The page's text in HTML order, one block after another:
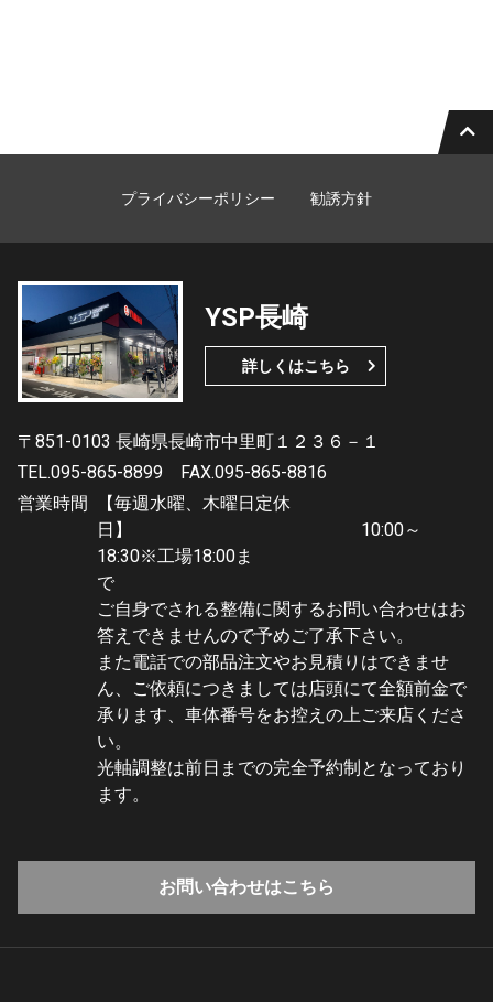
プライバシーポリシー 勧誘方針
YSP長崎
詳しくはこちら
〒851-0103 長崎県長崎市中里町１２３６－１
TEL.095-865-8899
FAX.095-865-8816
営業時間
【毎週水曜、木曜日定休
日】 10:00～
18:30※工場18:00ま
で
ご自身でされる整備に関するお問い合わせはお
答えできませんので予めご了承下さい。
また電話での部品注文やお見積りはできませ
ん、ご依頼につきましては店頭にて全額前金で
承ります、車体番号をお控えの上ご来店くださ
い。
光軸調整は前日までの完全予約制となっており
ます。
お問い合わせはこちら